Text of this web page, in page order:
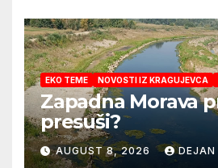
EKO TEME NOVOSTI IZ KRAGUJEVCA
Zapadna Morava
presuši?
AUGUST 8, 2026 DEJAN